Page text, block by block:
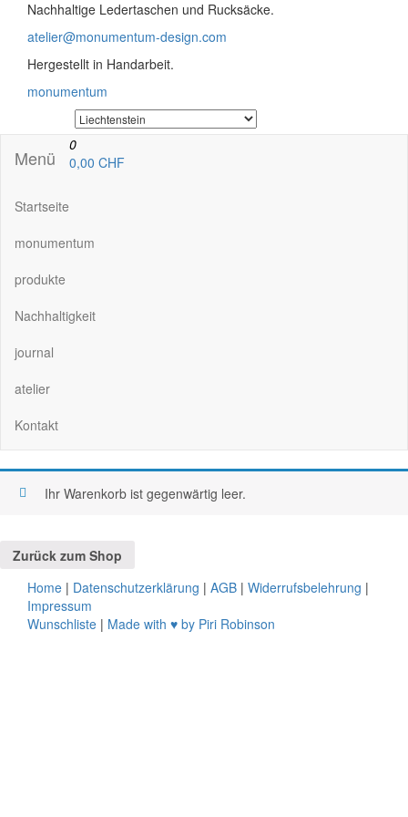
Nachhaltige Ledertaschen und Rucksäcke.
atelier@monumentum-design.com
Hergestellt in Handarbeit.
monumentum
Menü
0
0,00 CHF
Startseite
monumentum
produkte
Nachhaltigkeit
journal
atelier
Kontakt
Ihr Warenkorb ist gegenwärtig leer.
Zurück zum Shop
Home | Datenschutzerklärung | AGB | Widerrufsbelehrung |
Impressum
Wunschliste | Made with ♥ by Piri Robinson